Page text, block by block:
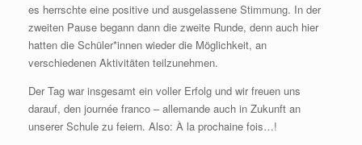
es herrschte eine positive und ausgelassene Stimmung. In der
zweiten Pause begann dann die zweite Runde, denn auch hier
hatten die Schüler*innen wieder die Möglichkeit, an
verschiedenen Aktivitäten teilzunehmen.
Der Tag war insgesamt ein voller Erfolg und wir freuen uns
darauf, den journée franco – allemande auch in Zukunft an
unserer Schule zu feiern. Also: À la prochaine fois…!